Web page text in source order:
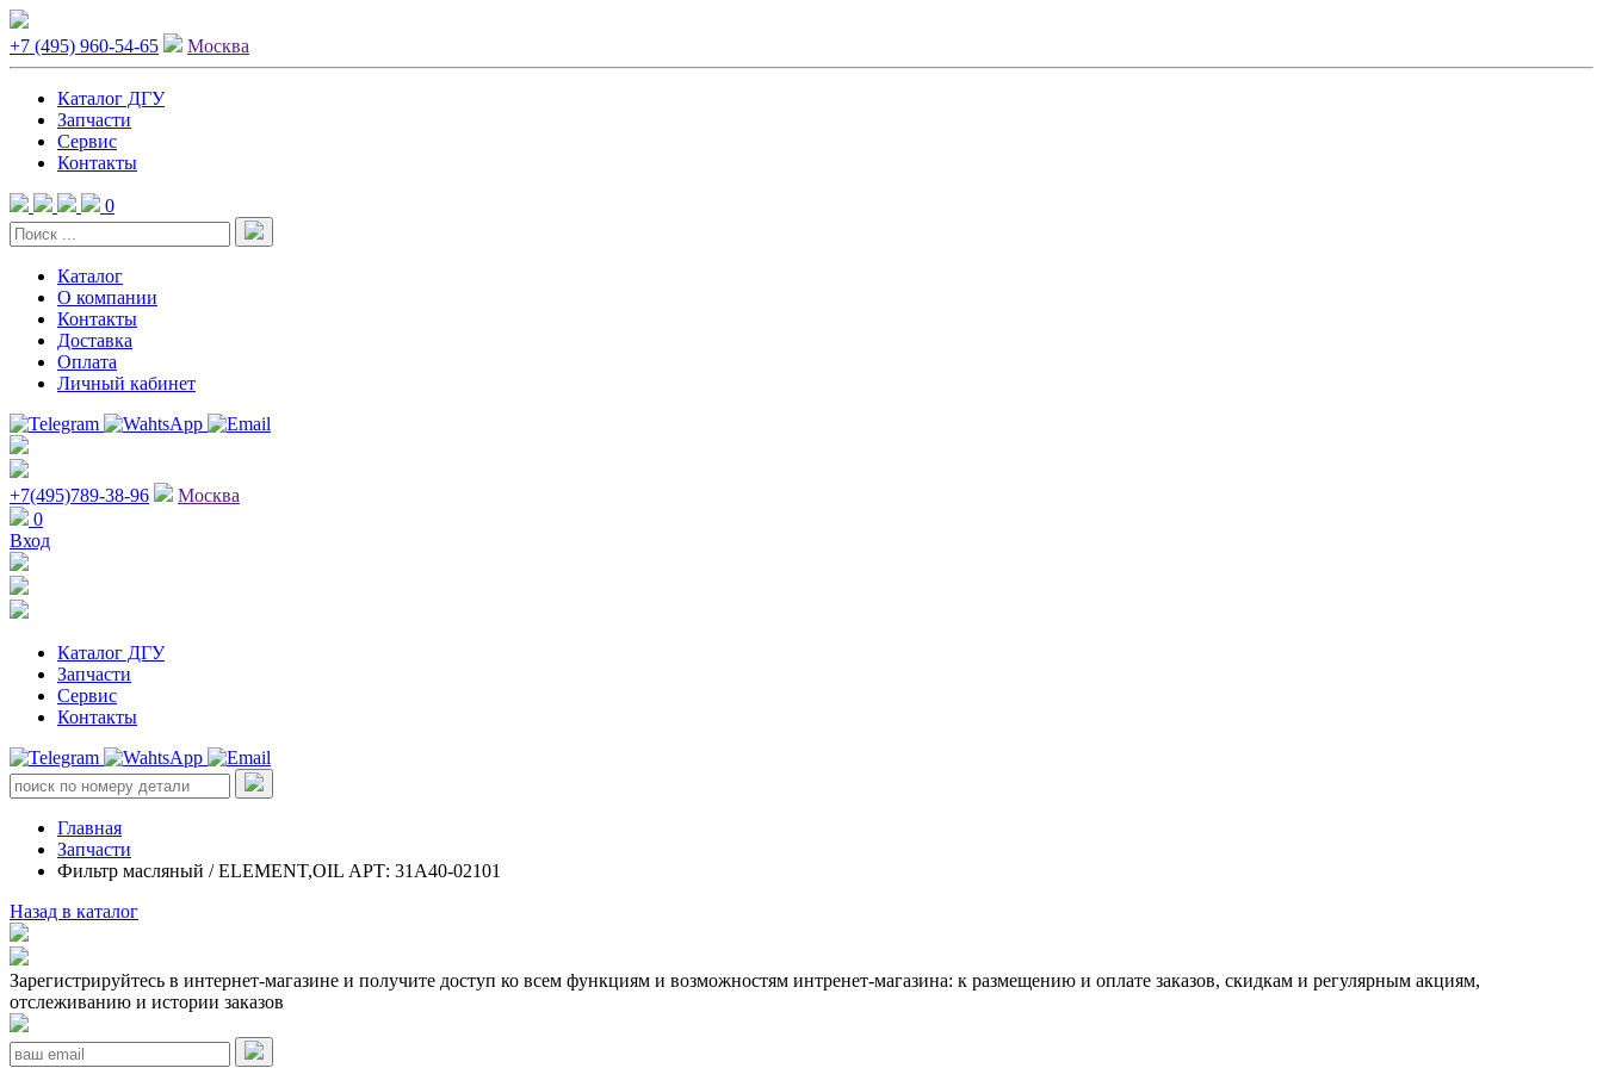
+7 (495) 960-54-65 Москва
Каталог ДГУ
Запчасти
Сервис
Контакты
0
Каталог
О компании
Контакты
Доставка
Оплата
Личный кабинет
+7(495)789-38-96
Москва
0
Вход
Каталог ДГУ
Запчасти
Сервис
Контакты
Главная
Запчасти
Фильтр масляный / ELEMENT,OIL АРТ: 31A40-02101
Назад в каталог
Зарегистрируйтесь в интернет-магазине и получите доступ ко всем функциям и возможностям интренет-магазина: к размещению и оплате заказов, скидкам и регулярным акциям,
отслеживанию и истории заказов